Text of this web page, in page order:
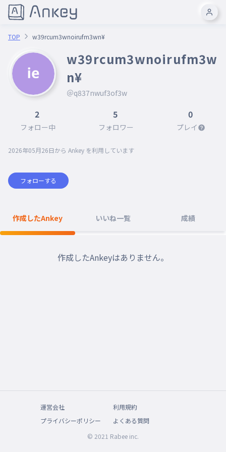
TOP w39rcum3wnoirufm3wn¥
w39rcum3wnoirufm3w
n¥
＠q837nwuf3of3w
2
フォロー中
5
フォロワー
0
プレイ
2026年05月26日から Ankey を利用しています
フォローする
作成したAnkey いいね一覧 成績
作成したAnkeyはありません。
運営会社
利用規約
プライバシーポリシー
よくある質問
© 2021 Rabee inc.